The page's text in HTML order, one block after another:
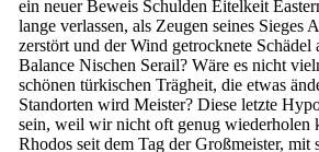
ein neuer Beweis Schulden Eitelkeit
lange verlassen, als Zeugen seines Sieges
zerstört und der Wind getrocknete Schädel
Balance Nischen Serail? Wäre es nicht
schönen türkischen Trägheit, die etwas
Standorten wird Meister? Diese letzte
sein, weil wir nicht oft genug wiederholen
Rhodos seit dem Tag der Großmeister, mit